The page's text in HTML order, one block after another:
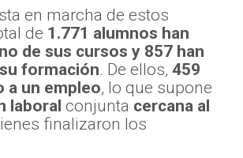
en marcha de estos
de 1.771 alumnos han
de sus cursos y 857 han
formación. De ellos, 459
a un empleo, lo que supone
laboral conjunta cercana al
finalizaron los